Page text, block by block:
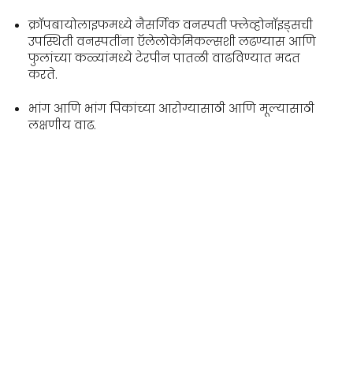
क्रॉपबायोलाइफमध्ये नैसर्गिक वनस्पती फ्लेव्होनॉइड्सची
उपस्थिती वनस्पतींना ऍलेलोकेमिकल्सशी लढण्यास आणि
फुलांच्या कळ्यांमध्ये टेरपीन पातळी वाढविण्यात मदत
करते.
भांग आणि भांग पिकांच्या आरोग्यासाठी आणि मूल्यासाठी
लक्षणीय वाढ.